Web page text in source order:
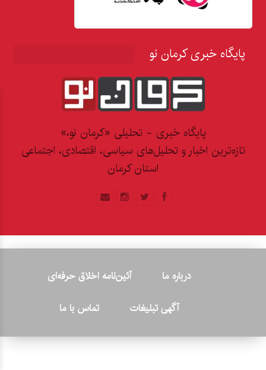
پایگاه خبری کرمان نو
پایگاه خبری - تحلیلی «کرمان نو،»
تازه‌ترین اخبار و تحلیل‌های سیاسی، اقتصادی، اجتماعی
استان کرمان
درباره ما
آئین‌نامه اخلاق حرفه‌ای
آگهی تبلیغات
تماس با ما